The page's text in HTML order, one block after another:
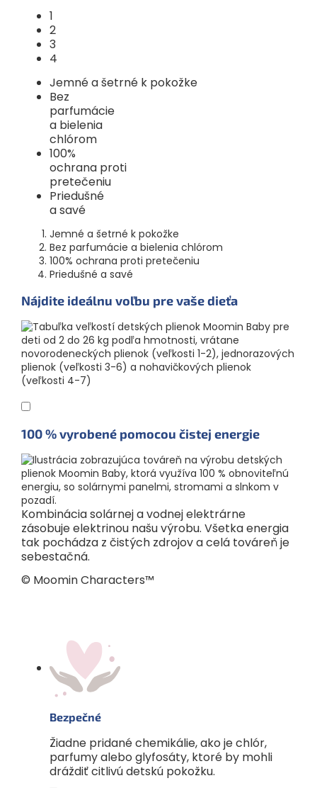
1
2
3
4
Jemné a šetrné k pokožke
Bez
parfumácie
a bielenia
chlórom
100%
ochrana proti
pretečeniu
Priedušné
a savé
Jemné a šetrné k pokožke
Bez parfumácie a bielenia chlórom
100% ochrana proti pretečeniu
Priedušné a savé
Nájdite ideálnu voľbu pre vaše dieťa
100 % vyrobené pomocou čistej energie
Kombinácia solárnej a vodnej elektrárne
zásobuje elektrinou našu výrobu. Všetka energia
tak pochádza z čistých zdrojov a celá továreň je
sebestačná.
© Moomin Characters™
Bezpečné
Žiadne pridané chemikálie, ako je chlór,
parfumy alebo glyfosáty, ktoré by mohli
dráždiť citlivú detskú pokožku.